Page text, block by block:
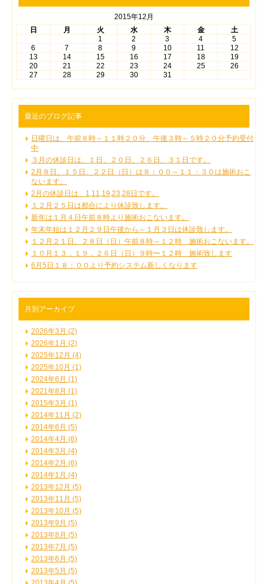
2015年12月
日
月 火 水 木 金
土
1
2 3 4
5
6
7 8 9 10 11
12
13
14 15 16 17 18
19
20
21 22 23 24 25
26
27
28 29 30 31
最近のブログ記事
日曜日は、午前８時～１１時２０分、午後３時～５時２０分予約受付
中
３月の休診日は、１日、２０日、２６日、３１日です。
2月８日、１５日、２２日（日）は８：００～１１：３０は施術おこ
ないます。
2月の休診日は、1,11,19,23,28日です。
１２月２５日は都合により休診致します。
新年は１月４日午前８時より施術おこないます。
年末年始は１２月２９日午後から～１月３日は休診致します。
１２月２１日、２８日（日）午前８時～１２時 施術おこないます。
１０月１３，１９，２６日（日）９時〜１２時 施術致します
6月5日１８：００より予約システム新しくなります
月別アーカイブ
2026年3月 (2)
2026年1月 (2)
2025年12月 (4)
2025年10月 (1)
2024年6月 (1)
2021年8月 (1)
2015年3月 (1)
2014年11月 (2)
2014年6月 (5)
2014年4月 (6)
2014年3月 (4)
2014年2月 (6)
2014年1月 (4)
2013年12月 (5)
2013年11月 (5)
2013年10月 (5)
2013年9月 (5)
2013年8月 (5)
2013年7月 (5)
2013年6月 (5)
2013年5月 (5)